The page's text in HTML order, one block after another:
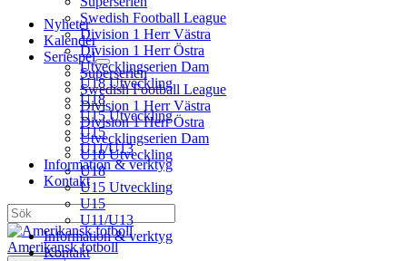
Swedish Football League
Division 1 Herr Västra
Division 1 Herr Östra
Utvecklingserien Dam
U18 Utveckling
U18
U15 Utveckling
U15
U11/U13
Information & verktyg
Kontakt
Sök
Amerikansk fotboll
Nyheter
Kalender
Seriespel
Superserien
Swedish Football League
Division 1 Herr Västra
Division 1 Herr Östra
Utvecklingserien Dam
U18 Utveckling
U18
U15 Utveckling
U15
U11/U13
Information & verktyg
Kontakt